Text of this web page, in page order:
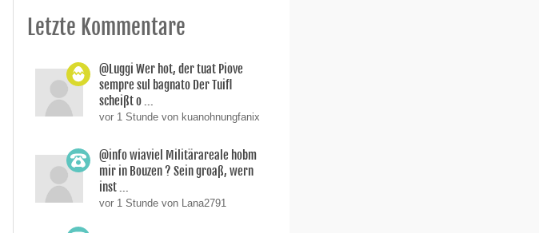
Letzte Kommentare
@Luggi Wer hot, der tuat Piove
sempre sul bagnato Der Tuifl
scheißt o ...
vor 1 Stunde von kuanohnungfanix
@info wiaviel Militärareale hobm
mir in Bouzen ? Sein groaß, wern
inst ...
vor 1 Stunde von Lana2791